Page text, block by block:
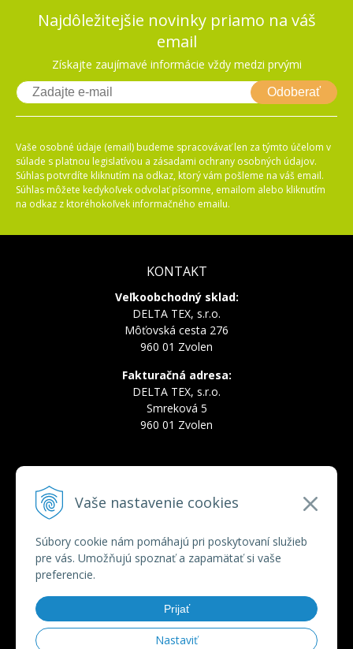
Vaše nastavenie cookies
Súbory cookie nám pomáhajú pri poskytovaní služieb
pre vás. Umožňujú spoznať a zapamätať si vaše
preferencie.
Prijať
Nastaviť
Najdôležitejšie novinky priamo na váš
email
Získajte zaujímavé informácie vždy medzi prvými
Odoberať
Vaše osobné údaje (email) budeme spracovávať len za týmto účelom v
súlade s platnou legislatívou a zásadami ochrany osobných údajov.
Súhlas potvrdíte kliknutím na odkaz, ktorý vám pošleme na váš email.
Súhlas môžete kedykoľvek odvolať písomne, emailom alebo kliknutím
na odkaz z ktoréhokoľvek informačného emailu.
KONTAKT
Veľkoobchodný sklad:
DELTA TEX, s.r.o.
Môťovská cesta 276
960 01 Zvolen
Fakturačná adresa:
DELTA TEX, s.r.o.
Smreková 5
960 01 Zvolen
Tel.:+421 910 228 822
E-mail: deltatex@deltatex.sk
VŠETKO O NÁKUPE
Obchodné podmienky
Ochrana osobných údajov